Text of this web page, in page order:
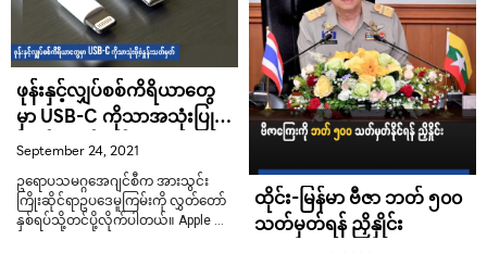
ဖုန်းနှင့်လျှပ်စစ်ကိရိယာတွေ
မှာ USB-C ကိုသာအသုံးပြုဖို့
စံနှုန်းသတ်မှတ်
September 24, 2021
ဥရောပသမဂ္ဂအေဂျင်စီက အားသွင်း
ကြိုးဆိုင်ရာဥပဒေမူကြမ်းကို လွှတ်တော်
နှစ်ရပ်သို့တင်ပို့လိုက်ပါတယ်။ Apple …
ထိုင်း-မြန်မာ ဗီဇာ ဘတ် ၅၀၀
သတ်မှတ်ရန် ညှိနှိုင်း